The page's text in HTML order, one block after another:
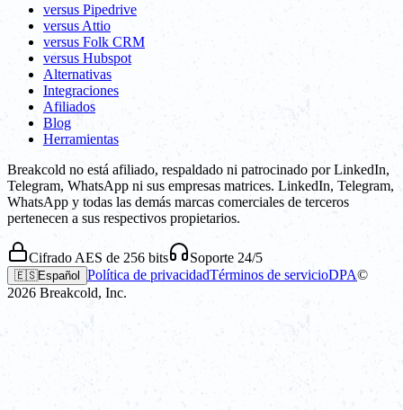
versus Pipedrive
versus Attio
versus Folk CRM
versus Hubspot
Alternativas
Integraciones
Afiliados
Blog
Herramientas
Breakcold no está afiliado, respaldado ni patrocinado por LinkedIn,
Telegram, WhatsApp ni sus empresas matrices. LinkedIn, Telegram,
WhatsApp y todas las demás marcas comerciales de terceros
pertenecen a sus respectivos propietarios.
Cifrado AES de 256 bits Soporte 24/5
🇪🇸Español Política de privacidadTérminos de servicioDPA©
2026 Breakcold, Inc.